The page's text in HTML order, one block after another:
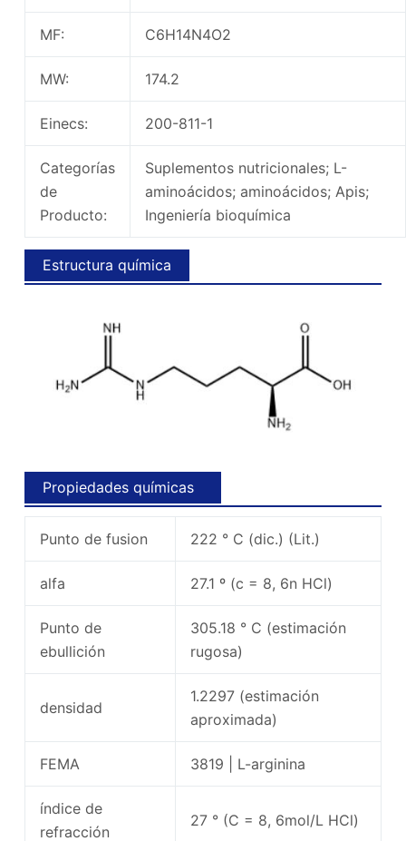
MF: C6H14N4O2
MW: 174.2
Einecs: 200-811-1
Categorías
de
Producto:
Suplementos nutricionales; L-
aminoácidos; aminoácidos; Apis;
Ingeniería bioquímica
Estructura química
Propiedades químicas
Punto de fusion 222 ° C (dic.) (Lit.)
alfa 27.1 º (c = 8, 6n HCl)
Punto de
ebullición
305.18 ° C (estimación
rugosa)
densidad
1.2297 (estimación
aproximada)
FEMA 3819 | L-arginina
índice de
refracción
27 ° (C = 8, 6mol/L HCl)